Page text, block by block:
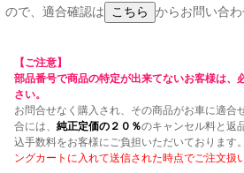
ので、適合確認は
からお問い合わ
【ご注意】
部品番号で商品の特定が出来てないお客様は、
さい。
お問合せなく購入され、その商品がお車に適合
合には、 純正定価の２０％のキャンセル料と返
込手数料をお客様にご負担いただいております。
ングカートに入れて送信された時点でご注文扱